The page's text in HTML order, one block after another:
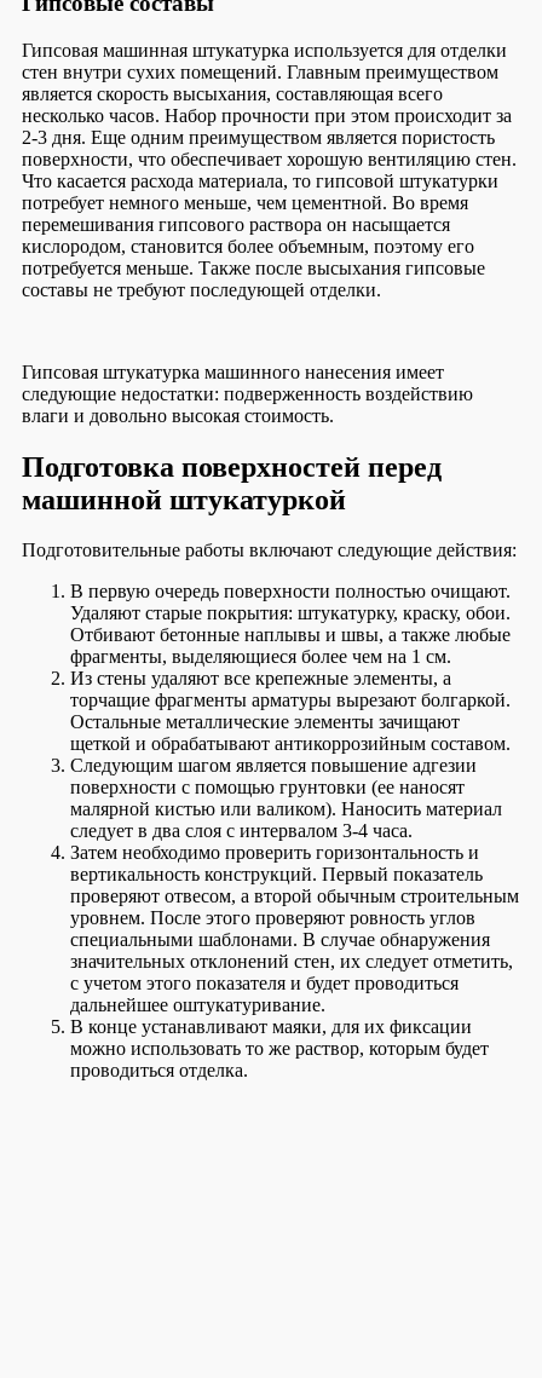
Гипсовая машинная штукатурка используется для отделки
стен внутри сухих помещений. Главным преимуществом
является скорость высыхания, составляющая всего
несколько часов. Набор прочности при этом происходит за
2-3 дня. Еще одним преимуществом является пористость
поверхности, что обеспечивает хорошую вентиляцию стен.
Что касается расхода материала, то гипсовой штукатурки
потребует немного меньше, чем цементной. Во время
перемешивания гипсового раствора он насыщается
кислородом, становится более объемным, поэтому его
потребуется меньше. Также после высыхания гипсовые
составы не требуют последующей отделки.
Гипсовая штукатурка машинного нанесения имеет
следующие недостатки: подверженность воздействию
влаги и довольно высокая стоимость.
Подготовка поверхностей перед
машинной штукатуркой
Подготовительные работы включают следующие действия:
В первую очередь поверхности полностью очищают.
Удаляют старые покрытия: штукатурку, краску, обои.
Отбивают бетонные наплывы и швы, а также любые
фрагменты, выделяющиеся более чем на 1 см.
Из стены удаляют все крепежные элементы, а
торчащие фрагменты арматуры вырезают болгаркой.
Остальные металлические элементы зачищают
щеткой и обрабатывают антикоррозийным составом.
Следующим шагом является повышение адгезии
поверхности с помощью грунтовки (ее наносят
малярной кистью или валиком). Наносить материал
следует в два слоя с интервалом 3-4 часа.
Затем необходимо проверить горизонтальность и
вертикальность конструкций. Первый показатель
проверяют отвесом, а второй обычным строительным
уровнем. После этого проверяют ровность углов
специальными шаблонами. В случае обнаружения
значительных отклонений стен, их следует отметить,
с учетом этого показателя и будет проводиться
дальнейшее оштукатуривание.
В конце устанавливают маяки, для их фиксации
можно использовать то же раствор, которым будет
проводиться отделка.